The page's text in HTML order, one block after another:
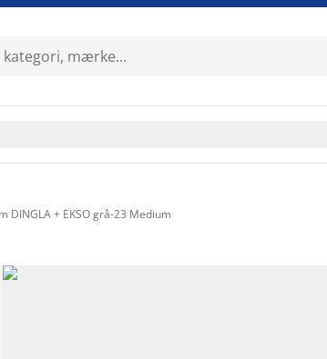
DINGLA + EKSO grå-23 Medium